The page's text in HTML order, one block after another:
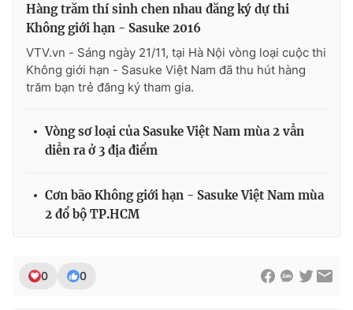
Hàng trăm thí sinh chen nhau đăng ký dự thi
Không giới hạn - Sasuke 2016
VTV.vn - Sáng ngày 21/11, tại Hà Nội vòng loại cuộc thi
Không giới hạn - Sasuke Việt Nam đã thu hút hàng
trăm bạn trẻ đăng ký tham gia.
Vòng sơ loại của Sasuke Việt Nam mùa 2 vẫn
diễn ra ở 3 địa điểm
Cơn bão Không giới hạn - Sasuke Việt Nam mùa
2 đổ bộ TP.HCM
0 0